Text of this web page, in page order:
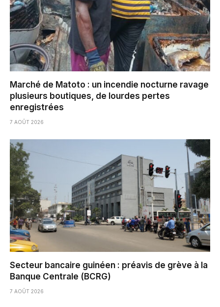
Marché de Matoto : un incendie nocturne ravage
plusieurs boutiques, de lourdes pertes
enregistrées
7 AOÛT 2026
Secteur bancaire guinéen : préavis de grève à la
Banque Centrale (BCRG)
7 AOÛT 2026